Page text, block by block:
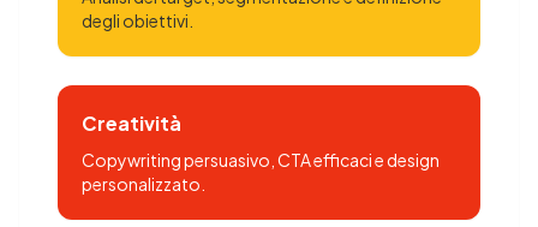
degli obiettivi.
Creatività
Copywriting persuasivo, CTA efficaci e design
personalizzato.